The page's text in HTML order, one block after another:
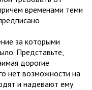
временами теми
за которыми
Представьте,
дорогие
нет возможности на
и надевают ему